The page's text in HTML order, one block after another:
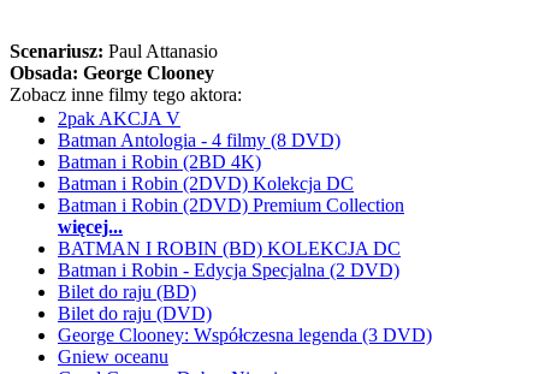
Scenariusz: Paul Attanasio
Obsada: George Clooney
Zobacz inne filmy tego aktora:
2pak AKCJA V
Batman Antologia - 4 filmy (8 DVD)
Batman i Robin (2BD 4K)
Batman i Robin (2DVD) Kolekcja DC
Batman i Robin (2DVD) Premium Collection
więcej...
BATMAN I ROBIN (BD) KOLEKCJA DC
Batman i Robin - Edycja Specjalna (2 DVD)
Bilet do raju (BD)
Bilet do raju (DVD)
George Clooney: Współczesna legenda (3 DVD)
Gniew oceanu